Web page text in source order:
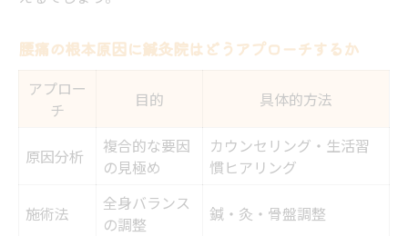
腰痛の根本原因に鍼灸院はどうアプローチするか
アプロー
チ
目的 具体的方法
原因分析
複合的な要因
の見極め
カウンセリング・生活習
慣ヒアリング
施術法
全身バランス
の調整
鍼・灸・骨盤調整